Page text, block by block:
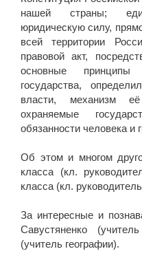
нашей страны;
юридическую силу,
всей территории
правовой акт,
основные
государства,
власти, механизм её
охраняемые
обязанности человека и
Об этом и многом
класса (кл.
класса (кл.
За интересные и
Савустяненко
(учитель географии).